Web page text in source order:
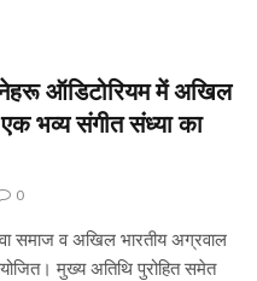
नेहरू ऑडिटोरियम में अखिल
एक भव्य संगीत संध्या का
0
समाज व अखिल भारतीय अग्रवाल
मुख्य अतिथि पुरोहित समेत